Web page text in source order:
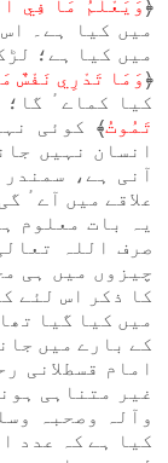
﴿وَيَعْلَمُ مَا فِي
میں کیا ہے۔
میں کیا ہے؛
﴿وَمَا تَدْرِي نَفْسٌ
کیا کماےٴ
تَمُوتُ﴾ کوئی
انسان نہیں
آنی ہے،
علاقے میں آےٴ
یہ بات معلو‏م
صرف اللہ
چیزوں میں ہی
کا ذکر اس لئے
میں کیا گیا
کے بارے میں
امام قسطلانی
غیر متناہی
وآلہ وصحبہ
کیا ہے کہ عدد